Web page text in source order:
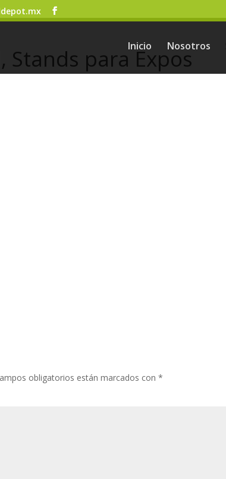
Inicio Nosotros
para Expos
obligatorios están marcados con*